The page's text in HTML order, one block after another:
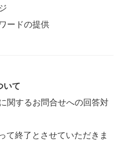
ードの提供
いて
関するお問合せへの回答対
て終了とさせていただきま